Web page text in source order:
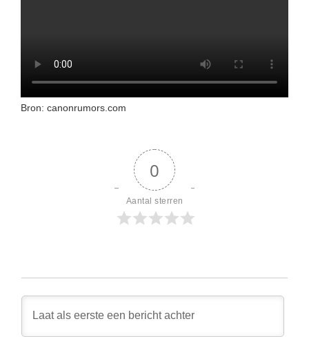
Bron: canonrumors.com
0
Aantal sterren